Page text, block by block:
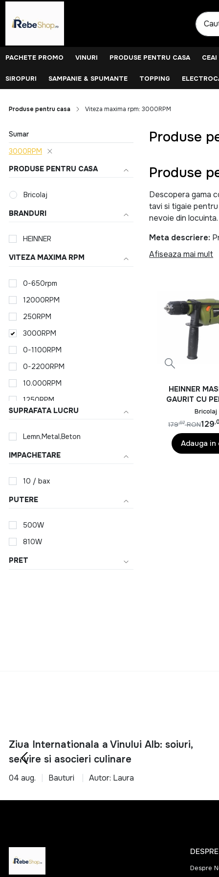
PACHETE PROMO VINURI PRODUSE PENTRU CASA
SIROPURI SAMPANIE & SPUMANTE TOPPING
Produse pentru casa Viteza maxima rpm: 3000RPM
Sumar
3000RPM
PRODUSE PENTRU CASA
Bricolaj
BRANDURI
HEINNER
VITEZA MAXIMA RPM
0-650rpm
12000RPM
250RPM
3000RPM
0-1100RPM
0-2200RPM
10.000RPM
1250RPM
210RPM
SUPRAFATA LUCRU
Lemn,Metal,Beton
IMPACHETARE
10 / bax
PUTERE
500W
810W
PRET
Produse
Produse
Descopera gama
tavi si tigaie
nevoie din locuinta.
Meta descriere:
prelungitor, aparat
HEINNER
Bucatarie
Indiferent daca
tavi, cutit,
ideale pentru
Unelte si
si aparat de
orice gospodarie.
Produse
Alege solutii
Produsele sunt
Afiseaza mai mult
HEINNER
GAURIT CU
500W
Bricolaj
129
179,97 RON
Adauga in
Ziua Internationala a Vinului Alb: soiuri,
servire si asocieri culinare
04 aug. Bauturi Autor: Laura
Despre